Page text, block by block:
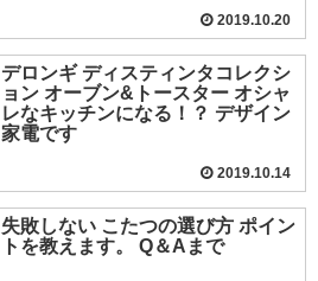
2019.10.20
デロンギ ディスティンタコレクシ
ョン オーブン&トースター オシャ
レなキッチンになる！？ デザイン
家電です
2019.10.14
失敗しない こたつの選び方 ポイン
トを教えます。 Q＆Aまで